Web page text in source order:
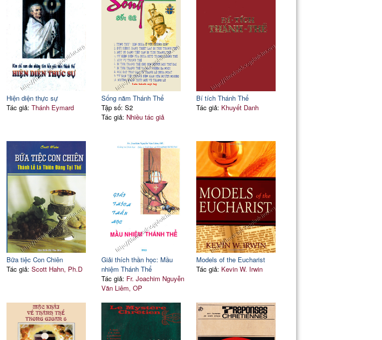
Hiện diện thực sự
Tác giả: Thánh Eymard
Sống năm Thánh Thể
Tập số: S2
Tác giả: Nhiều tác giả
Bí tích Thánh Thể
Tác giả: Khuyết Danh
Bữa tiệc Con Chiên
Tác giả: Scott Hahn, Ph.D
Giải thích thần học: Mầu
nhiệm Thánh Thể
Tác giả: Fr. Joachim Nguyễn
Văn Liêm, OP
Models of the Eucharist
Tác giả: Kevin W. Irwin